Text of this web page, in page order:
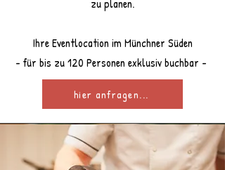
zu planen.
Ihre Eventlocation im Münchner Süden
- für bis zu 120 Personen exklusiv buchbar -
hier anfragen...